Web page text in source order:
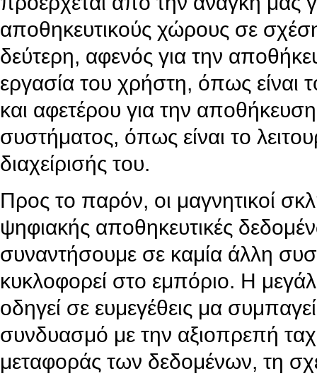
αποθηκευτικούς χώρους σε
δεύτερη, αφενός για την
εργασία του χρήστη, όπως είναι
και αφετέρου για την
συστήματος, όπως είναι το
διαχείρισής του.
Προς το παρόν, οι μαγνητικοί
ψηφιακής αποθηκευτικές
συναντήσουμε σε καμία άλλη
κυκλοφορεί στο εμπόριο. Η
οδηγεί σε ευμεγέθεις μα
συνδυασμό με την αξιοπρεπή
μεταφοράς των δεδομένων, τη